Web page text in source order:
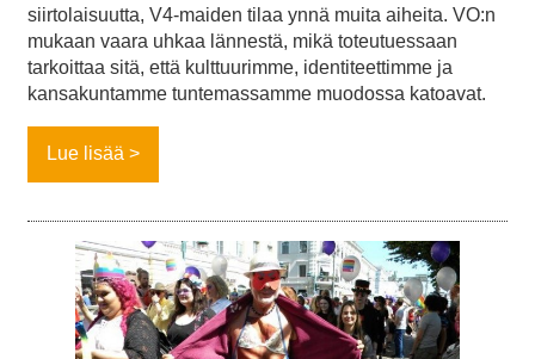
siirtolaisuutta, V4-maiden tilaa ynnä muita aiheita. VO:n
mukaan vaara uhkaa lännestä, mikä toteutuessaan
tarkoittaa sitä, että kulttuurimme, identiteettimme ja
kansakuntamme tuntemassamme muodossa katoavat.
Lue lisää